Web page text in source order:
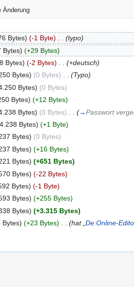
Änderung
Bytes) (-1 Byte) . . (typo)
Bytes) (+29 Bytes)
Bytes) (-2 Bytes)
(+deutsch)
Bytes) (0 Bytes) . . (Typo)
Bytes) (0 Bytes)
Bytes) (+12 Bytes)
Bytes) (0 Bytes) (→Passwort
Bytes) (+1 Byte)
Bytes) (0 Bytes)
Bytes) (+16 Bytes)
Bytes) (+651 Bytes)
Bytes) (-22 Bytes)
Bytes) (-1 Byte)
Bytes) (+255 Bytes)
Bytes) (+3.315 Bytes)
Bytes) (+23 Bytes) (hat „ De:Online-